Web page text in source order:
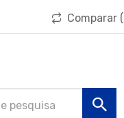
Comparar (